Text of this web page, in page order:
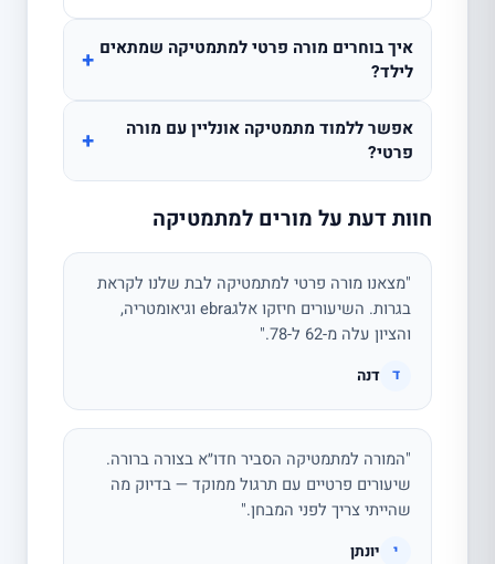
איך בוחרים מורה פרטי למתמטיקה שמתאים
לילד?
+
אפשר ללמוד מתמטיקה אונליין עם מורה
פרטי?
+
חוות דעת על מורים למתמטיקה
"מצאנו מורה פרטי למתמטיקה לבת שלנו לקראת
בגרות. השיעורים חיזקו אלגebra וגיאומטריה,
והציון עלה מ-62 ל-78."
ד דנה
"המורה למתמטיקה הסביר חדו״א בצורה ברורה.
שיעורים פרטיים עם תרגול ממוקד — בדיוק מה
שהייתי צריך לפני המבחן."
י יונתן